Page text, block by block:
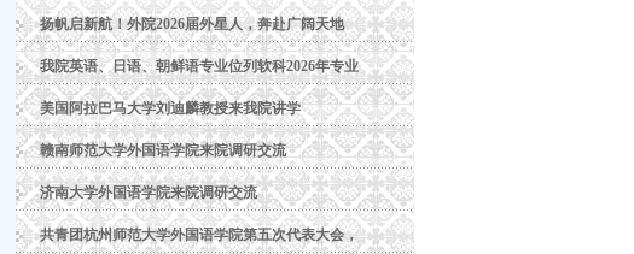
扬帆启新航！外院2026届外星人，奔赴广阔天地
我院英语、日语、朝鲜语专业位列软科2026年专业
美国阿拉巴马大学刘迪麟教授来我院讲学
赣南师范大学外国语学院来院调研交流
济南大学外国语学院来院调研交流
共青团杭州师范大学外国语学院第五次代表大会，